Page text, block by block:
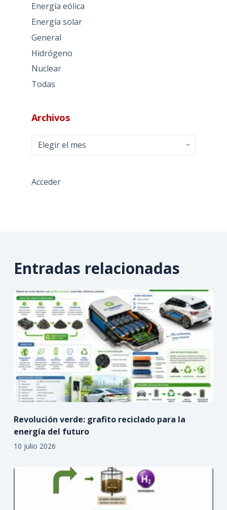
Energía eólica
Energía solar
General
Hidrógeno
Nuclear
Todas
Archivos
Archivos
Acceder
Entradas relacionadas
Revolución verde: grafito reciclado para la
energía del futuro
10 julio 2026